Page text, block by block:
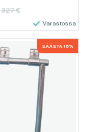
327€
Varastossa
SÄÄSTÄ 15%